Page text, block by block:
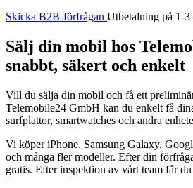
Skicka B2B-förfrågan Utbetalning på 1-3
Sälj din mobil hos
snabbt, säkert och enkelt
Vill du sälja din mobil och få ett
Telemobile24 GmbH kan du enkelt få
surfplattor, smartwatches och andra
Vi köper iPhone, Samsung Galaxy,
och många fler modeller. Efter din
gratis. Efter inspektion av vårt team får